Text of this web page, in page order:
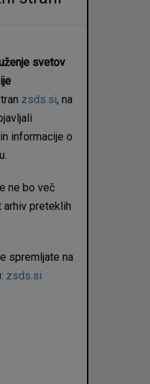
svetov
zsds.si, na
informacije o
ne bo več
preteklih
spremljate na
zsds.si